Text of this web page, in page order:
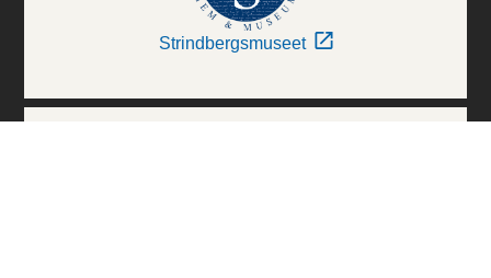
Strindbergsmuseet